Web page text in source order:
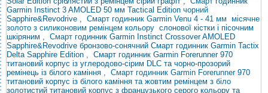
Garmin Instinct 3 AMOLED 50 мм Tactical Edition чорний
Sapphire&Revodrive , Смарт годинник Garmin Venu 4 - 41 мм місячне
золото з силиконовим ремінцем кольору слонової кістки і пісочним
шкіряним , Смарт годинник Garmin Instinct Crossover AMOLED
Sapphire&Revodrive бронзово-сонячний Смарт годинник Garmin Tactix
Delta Sapphire Edition , Смарт годинник Garmin Forerunner 970
титановий корпус із углеродово-сірим DLC та чорно-прозорий
ремінець із білого каміння , Смарт годинник Garmin Forerunner 970
титановий корпус із білого каміння та жовтим ремінцем з біло
золотистий титановий корпус з французького серого кольору та